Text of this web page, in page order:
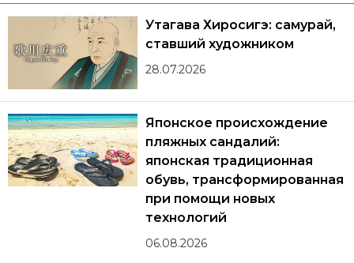
Утагава Хиросигэ: самурай,
ставший художником
28.07.2026
Японское происхождение
пляжных сандалий:
японская традиционная
обувь, трансформированная
при помощи новых
технологий
06.08.2026